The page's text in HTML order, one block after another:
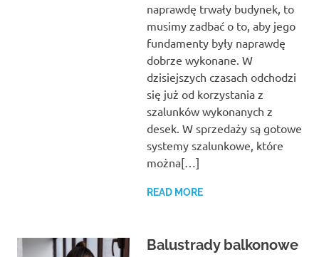
naprawdę trwały budynek, to
musimy zadbać o to, aby jego
fundamenty były naprawdę
dobrze wykonane. W
dzisiejszych czasach odchodzi
się już od korzystania z
szalunków wykonanych z
desek. W sprzedaży są gotowe
systemy szalunkowe, które
można[…]
READ MORE
Balustrady balkonowe